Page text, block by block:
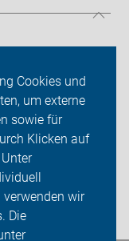
Cookies und
um externe
sowie für
Klicken auf
wir
Die